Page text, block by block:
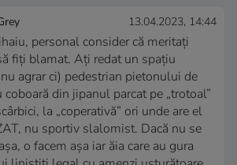
13.04.2023, 14:44
personal consider că meritați
fiți blamat. Ați redat un spațiu
agrar ci) pedestrian pietonului de
coboară din jipanul parcat pe „trotoal”
la „coperativă” ori unde are el
nu sportiv slalomist. Dacă nu se
o facem așa iar ăia care au gura